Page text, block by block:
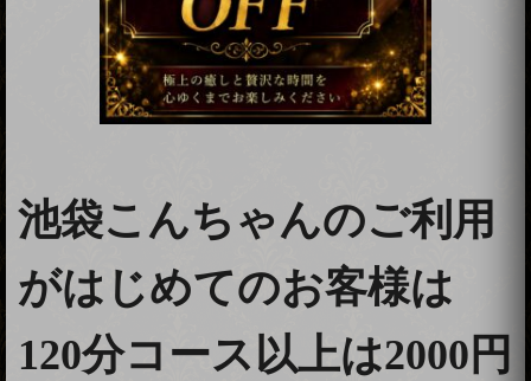
池袋こんちゃんのご利用
がはじめてのお客様は
120分コース以上は2000円